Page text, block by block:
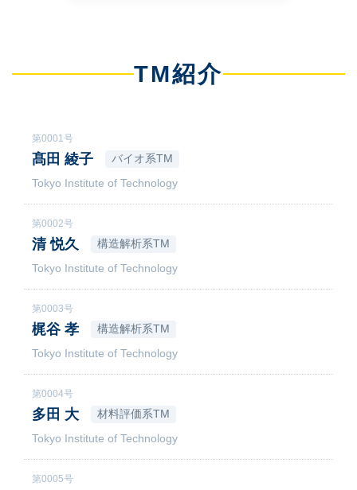
TM紹介
第0001号
髙田 綾子 バイオ系TM
Tokyo Institute of Technology
第0002号
清 悦久 構造解析系TM
Tokyo Institute of Technology
第0003号
梶谷 孝 構造解析系TM
Tokyo Institute of Technology
第0004号
多田 大 材料評価系TM
Tokyo Institute of Technology
第0005号